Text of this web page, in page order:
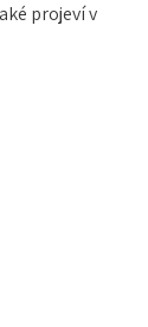
projeví v